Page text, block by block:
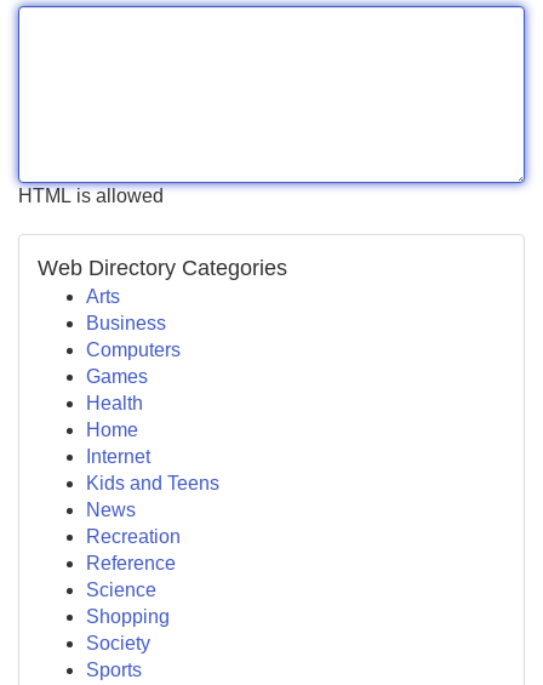
HTML is allowed
Web Directory Categories
Arts
Business
Computers
Games
Health
Home
Internet
Kids and Teens
News
Recreation
Reference
Science
Shopping
Society
Sports